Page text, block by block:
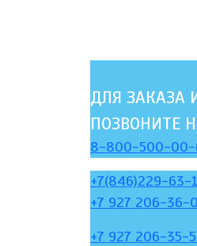
ДЛЯ ЗАКАЗА
ПОЗВОНИТЕ
8-800-500-00-
+7(846)229-63-
+7 927 206-36-
+7 927 206-35-